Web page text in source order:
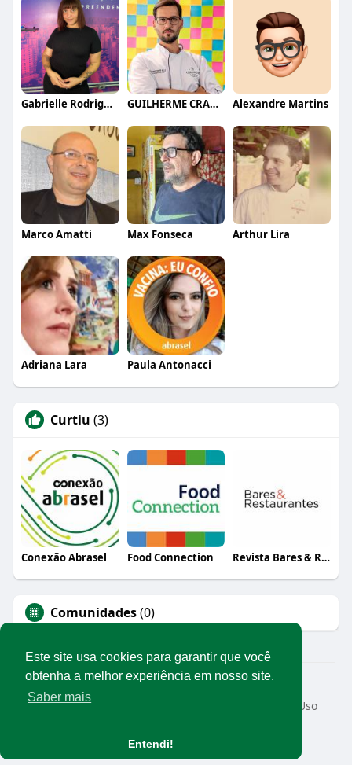
Este site usa cookies para garantir que você
obtenha a melhor experiência em nosso site.
Saber mais
Entendi!
Gabrielle Rodrigues GUILHERME CRAMER BALLE Alexandre Martins
Marco Amatti Max Fonseca Arthur Lira
Adriana Lara Paula Antonacci
Curtiu (3)
Conexão Abrasel Food Connection Revista Bares & Restaurantes
Comunidades(0)
© 2026 Rede Abrasel
Início
Sobre
Termos de Uso